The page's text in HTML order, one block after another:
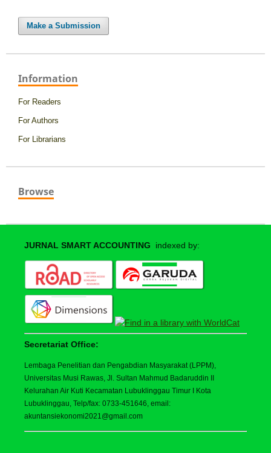
Make a Submission
Information
For Readers
For Authors
For Librarians
Browse
JURNAL SMART ACCOUNTING indexed by:
Secretariat Office:
Lembaga Penelitian dan Pengabdian Masyarakat (LPPM),
Universitas Musi Rawas, Jl. Sultan Mahmud Badaruddin II
Kelurahan Air Kuti Kecamatan Lubuklinggau Timur I Kota
Lubuklinggau, Telp/fax: 0733-451646, email:
akuntansiekonomi2021@gmail.com